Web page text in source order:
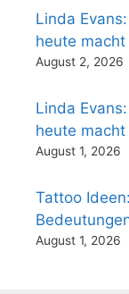
Linda
heute macht
August 2, 2026
Linda
heute macht
August 1, 2026
Tattoo
August 1, 2026